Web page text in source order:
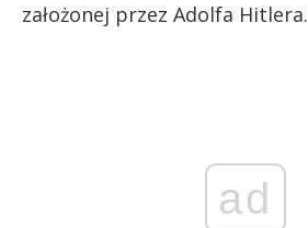
założonej przez Adolfa Hitlera.
ad